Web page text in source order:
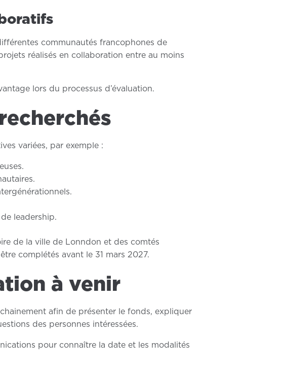
communautés francophones de
réalisés en collaboration entre au moins
lors du processus d’évaluation.
variées, par exemple :
leadership.
de la ville de Lonndon et des comtés
complétés avant le 31 mars 2027.
à venir
afin de présenter le fonds, expliquer
des personnes intéressées.
pour connaître la date et les modalités